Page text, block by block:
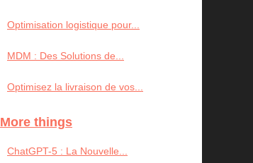
Optimisation logistique pour...
MDM : Des Solutions de...
Optimisez la livraison de vos...
More things
ChatGPT-5 : La Nouvelle...